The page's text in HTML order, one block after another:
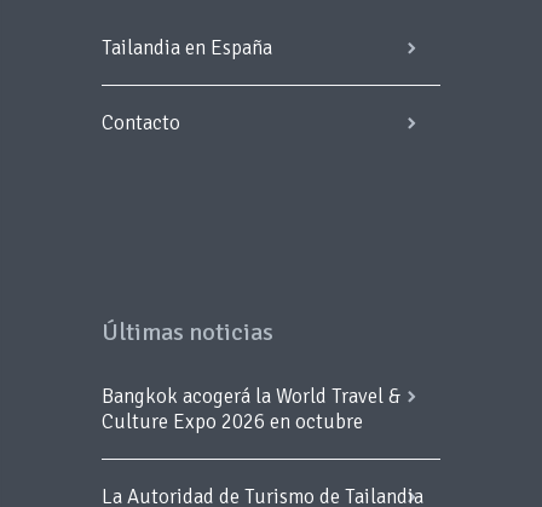
Tailandia en España
Contacto
Últimas noticias
Bangkok acogerá la World Travel &
Culture Expo 2026 en octubre
La Autoridad de Turismo de Tailandia